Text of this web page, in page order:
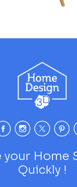
your Home
Quickly !